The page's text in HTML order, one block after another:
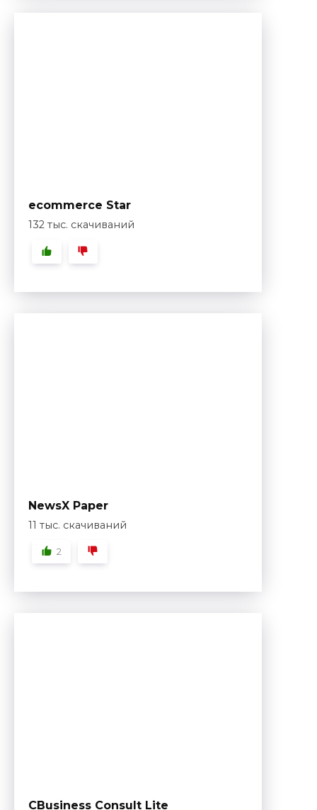
ecommerce Star
132 тыс. скачиваний
NewsX Paper
11 тыс. скачиваний
2
CBusiness Consult Lite